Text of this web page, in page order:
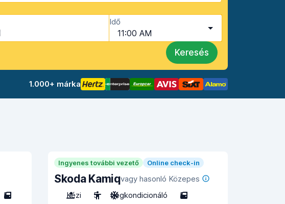
Idő
11:00 AM
Keresés
1.000+ márka
5
Ingyenes további vezető Online check-in
Skoda Kamiqvagy hasonló Közepes
Kézi
5 Légkondicionáló 5